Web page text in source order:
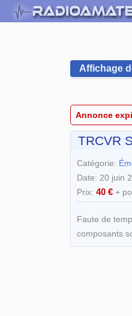
Affichage
Annonce
TRCVR
Catégorie:
Date: 20 juin
Prix: 40 € +
Faute de
composants